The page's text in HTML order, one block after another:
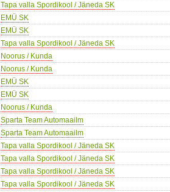
Tapa valla Spordikool / Jäneda SK
EMÜ SK
EMÜ SK
Tapa valla Spordikool / Jäneda SK
Noorus / Kunda
Noorus / Kunda
EMÜ SK
EMÜ SK
Noorus / Kunda
Sparta Team Automaailm
Sparta Team Automaailm
Tapa valla Spordikool / Jäneda SK
Tapa valla Spordikool / Jäneda SK
Tapa valla Spordikool / Jäneda SK
Tapa valla Spordikool / Jäneda SK